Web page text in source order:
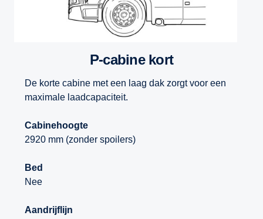
P-cabine kort
De korte cabine met een laag dak zorgt voor een
maximale laadcapaciteit.
Cabinehoogte
2920 mm (zonder spoilers)
Bed
Nee
Aandrijflijn